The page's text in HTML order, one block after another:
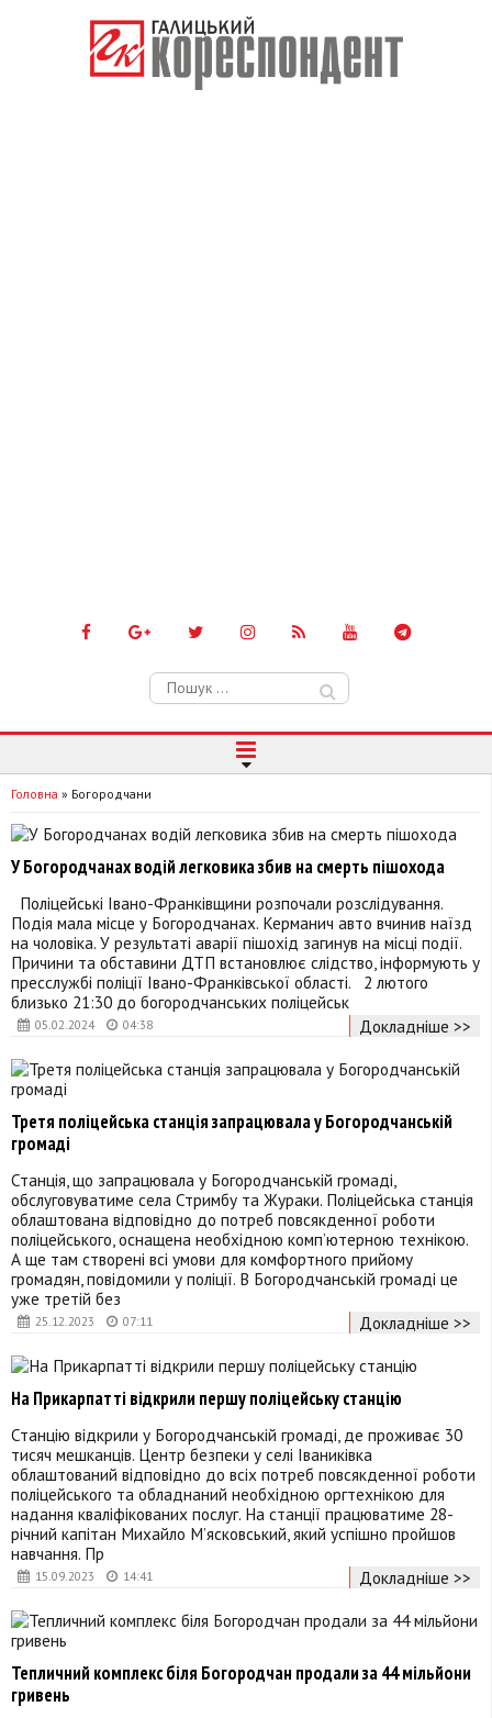
Пошук:
Головна » Богородчани
05.02.2024 04:38
У Богородчанах водій легковика збив на смерть пішохода
Поліцейські Івано-Франківщини розпочали розслідування.
Подія мала місце у Богородчанах. Керманич авто вчинив наїзд
на чоловіка. У результаті аварії пішохід загинув на місці події.
Причини та обставини ДТП встановлює слідство, інформують у
пресслужбі поліції Івано-Франківської області. 2 лютого
близько 21:30 до богородчанських поліцейськ
Докладніше >>
25.12.2023 07:11
Третя поліцейська станція запрацювала у Богородчанській
громаді
Станція, що запрацювала у Богородчанській громаді,
обслуговуватиме села Стримбу та Жураки. Поліцейська станція
облаштована відповідно до потреб повсякденної роботи
поліцейського, оснащена необхідною комп’ютерною технікою.
А ще там створені всі умови для комфортного прийому
громадян, повідомили у поліції. В Богородчанській громаді це
уже третій без
Докладніше >>
15.09.2023 14:41
На Прикарпатті відкрили першу поліцейську станцію
Станцію відкрили у Богородчанській громаді, де проживає 30
тисяч мешканців. Центр безпеки у селі Іваниківка
облаштований відповідно до всіх потреб повсякденної роботи
поліцейського та обладнаний необхідною оргтехнікою для
надання кваліфікованих послуг. На станції працюватиме 28-
річний капітан Михайло М’ясковський, який успішно пройшов
навчання. Пр
Докладніше >>
Тепличний комплекс біля Богородчан продали за 44 мільйони
гривень